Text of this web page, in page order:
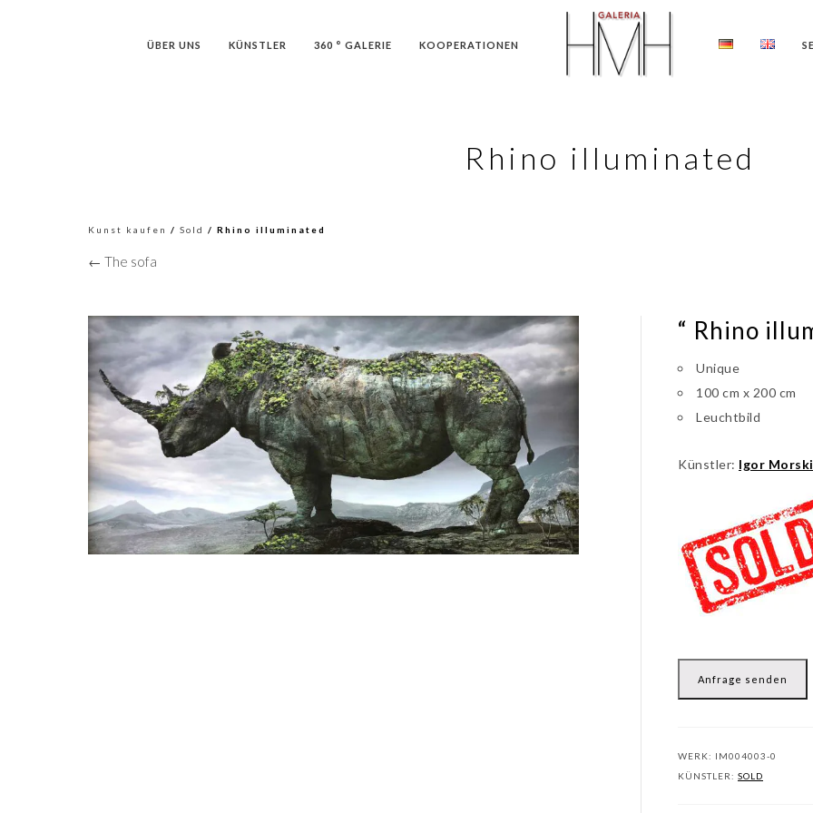
ÜBER UNS KÜNSTLER 360 ° GALERIE KOOPERATIONEN
Rhino illuminated
Kunst kaufen / Sold / Rhino illuminated
← The sofa
“ Rhino
Unique
100 cm x 200 cm
Leuchtbild
Künstler: Igor Morski
Anfrage senden
WERK: IM004003-0
KÜNSTLER: SOLD